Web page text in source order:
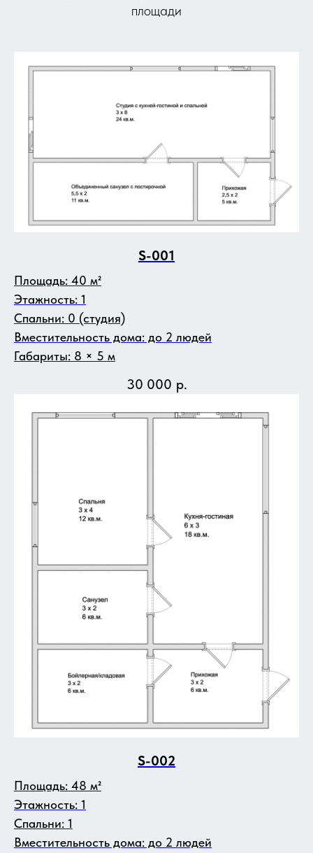
площади
S-001
Площадь: 40 м²
Этажность: 1
Спальни: 0 (студия)
Вместительность дома: до 2 людей
Габариты: 8 × 5 м
30 000 р.
S-002
Площадь: 48 м²
Этажность: 1
Спальни: 1
Вместительность дома: до 2 людей